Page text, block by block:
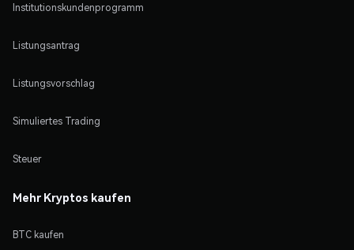
Institutionskundenprogramm
Listungsantrag
Listungsvorschlag
Simuliertes Trading
Steuer
Mehr Kryptos kaufen
BTC kaufen